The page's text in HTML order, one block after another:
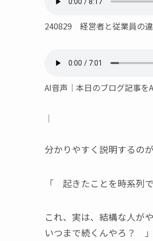
240829 経営者と従業員の違
AI音声｜本日のブログ記事を
｜
分かりやすく説明するの
「 起きたことを時系列
これ、実は、結構な人が
いつまで続くんやろ？